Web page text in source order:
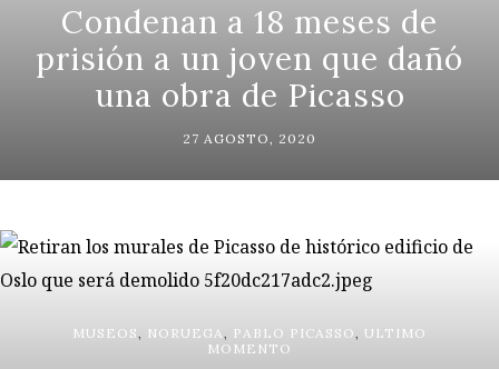
Condenan a 18 meses de
prisión a un joven que dañó
una obra de Picasso
27 AGOSTO, 2020
MUSEOS , NORUEGA , PABLO PICASSO , ULTIMO
MOMENTO